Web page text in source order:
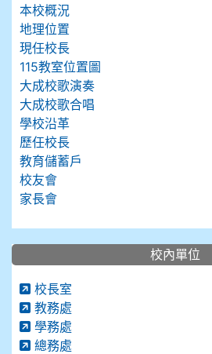
本校概況
地理位置
現任校長
115教室位置圖
大成校歌演奏
大成校歌合唱
學校沿革
歷任校長
教育儲蓄戶
校友會
家長會
校內單位
校長室
教務處
學務處
總務處